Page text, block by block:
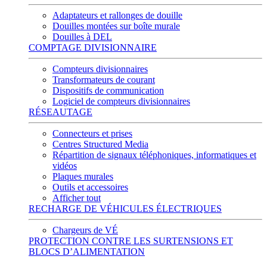
Adaptateurs et rallonges de douille
Douilles montées sur boîte murale
Douilles à DEL
COMPTAGE DIVISIONNAIRE
Compteurs divisionnaires
Transformateurs de courant
Dispositifs de communication
Logiciel de compteurs divisionnaires
RÉSEAUTAGE
Connecteurs et prises
Centres Structured Media
Répartition de signaux téléphoniques, informatiques et
vidéos
Plaques murales
Outils et accessoires
Afficher tout
RECHARGE DE VÉHICULES ÉLECTRIQUES
Chargeurs de VÉ
PROTECTION CONTRE LES SURTENSIONS ET
BLOCS D’ALIMENTATION